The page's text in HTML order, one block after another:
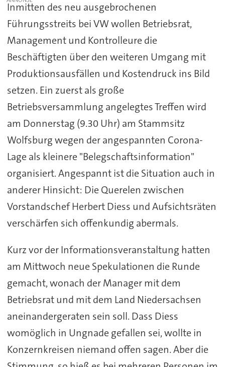
Inmitten des neu ausgebrochenen
Führungsstreits bei VW wollen Betriebsrat,
Management und Kontrolleure die
Beschäftigten über den weiteren Umgang mit
Produktionsausfällen und Kostendruck ins Bild
setzen. Ein zuerst als große
Betriebsversammlung angelegtes Treffen wird
am Donnerstag (9.30 Uhr) am Stammsitz
Wolfsburg wegen der angespannten Corona-
Lage als kleinere "Belegschaftsinformation"
organisiert. Angespannt ist die Situation auch in
anderer Hinsicht: Die Querelen zwischen
Vorstandschef Herbert Diess und Aufsichtsräten
verschärfen sich offenkundig abermals.
Kurz vor der Informationsveranstaltung hatten
am Mittwoch neue Spekulationen die Runde
gemacht, wonach der Manager mit dem
Betriebsrat und mit dem Land Niedersachsen
aneinandergeraten sein soll. Dass Diess
womöglich in Ungnade gefallen sei, wollte in
Konzernkreisen niemand offen sagen. Aber die